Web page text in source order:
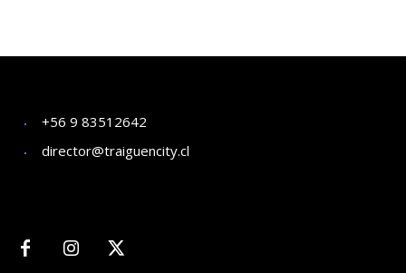
+56 9 83512642
director@traiguencity.cl